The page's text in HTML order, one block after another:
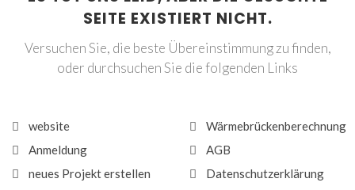
SEITE EXISTIERT NICHT.
Versuchen Sie, die beste Übereinstimmung zu finden,
oder durchsuchen Sie die folgenden Links
website
Anmeldung
neues Projekt erstellen
Wärmebrückenberechnung
AGB
Datenschutzerklärung